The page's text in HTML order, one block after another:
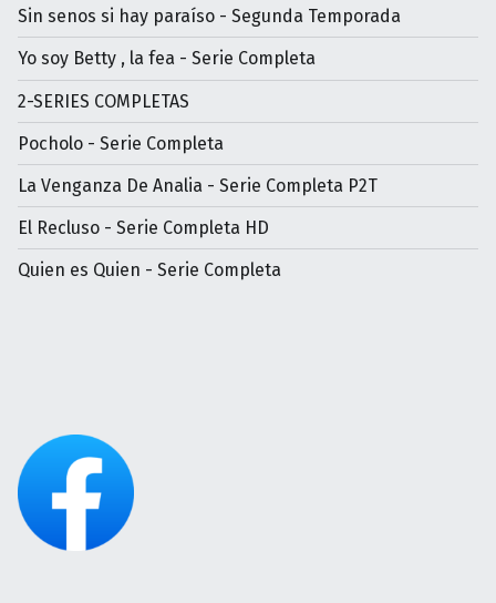
Sin senos si hay paraíso - Segunda Temporada
Yo soy Betty , la fea - Serie Completa
2-SERIES COMPLETAS
Pocholo - Serie Completa
La Venganza De Analia - Serie Completa P2T
El Recluso - Serie Completa HD
Quien es Quien - Serie Completa